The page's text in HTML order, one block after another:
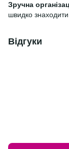
Зручна
швидко знаходити
Відгуки